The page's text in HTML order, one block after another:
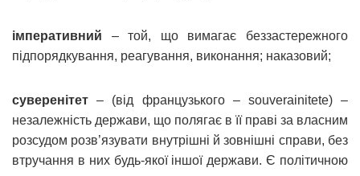
імперативний – той, що вимагає беззастережного
підпорядкування, реагування, виконання; наказовий;
суверенітет – (від французького – souverainіtete) –
незалежність держави, що полягає в її праві за власним
розсудом розв’язувати внутрішні й зовнішні справи, без
втручання в них будь-якої іншої держави. Є політичною